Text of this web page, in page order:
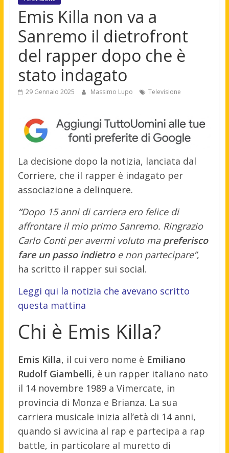
Emis Killa non va a
Sanremo il dietrofront
del rapper dopo che è
stato indagato
29 Gennaio 2025 Massimo Lupo Televisione
La decisione dopo la notizia, lanciata dal
Corriere, che il rapper è indagato per
associazione a delinquere.
“Dopo 15 anni di carriera ero felice di
affrontare il mio primo Sanremo. Ringrazio
Carlo Conti per avermi voluto ma preferisco
fare un passo indietroe non partecipare”,
ha scritto il rapper sui social.
Leggi qui la notizia che avevano scritto
questa mattina
Chi è Emis Killa?
Emis Killa, il cui vero nome è Emiliano
Rudolf Giambelli, è un rapper italiano nato
il 14 novembre 1989 a Vimercate, in
provincia di Monza e Brianza. La sua
carriera musicale inizia all’età di 14 anni,
quando si avvicina al rap e partecipa a rap
battle, in particolare al muretto di